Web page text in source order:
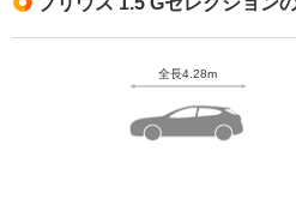
全長4.28m